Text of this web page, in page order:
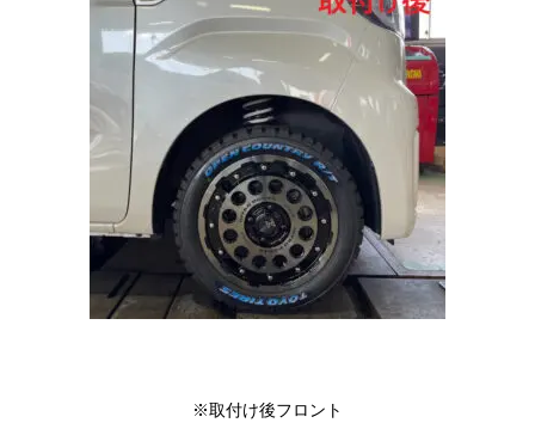
※取付け後フロント